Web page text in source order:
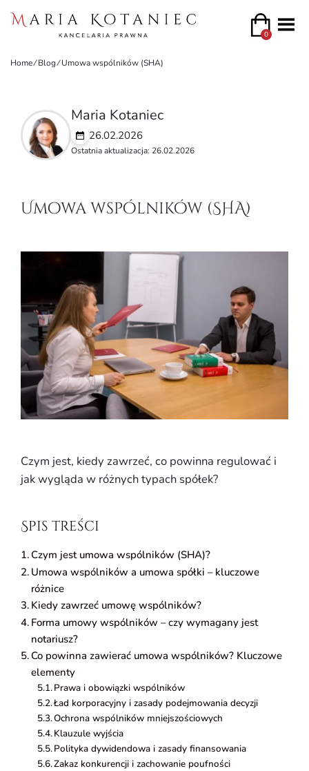
0
Home⁄Blog⁄Umowa wspólników (SHA)
Maria Kotaniec
26.02.2026
Ostatnia aktualizacja: 26.02.2026
Umowa wspólników (SHA)
Czym jest, kiedy zawrzeć, co powinna regulować i
jak wygląda w różnych typach spółek?
Spis treści
Czym jest umowa wspólników (SHA)?
Umowa wspólników a umowa spółki – kluczowe
różnice
Kiedy zawrzeć umowę wspólników?
Forma umowy wspólników – czy wymagany jest
notariusz?
Co powinna zawierać umowa wspólników? Kluczowe
elementy
Prawa i obowiązki wspólników
Ład korporacyjny i zasady podejmowania decyzji
Ochrona wspólników mniejszościowych
Klauzule wyjścia
Polityka dywidendowa i zasady finansowania
Zakaz konkurencji i zachowanie poufności